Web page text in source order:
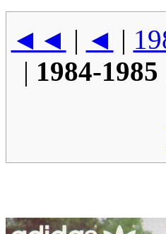
◄◄ | ◄ |
| 1984-1985